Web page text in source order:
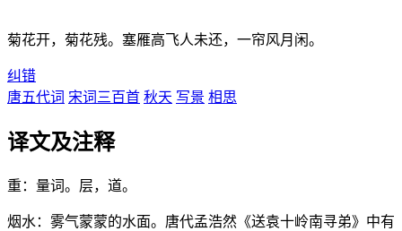
菊花开，菊花残。塞雁高飞人未还，一帘风月闲。
纠错
唐五代词 宋词三百首 秋天 写景 相思
译文及注释
重：量词。层，道。
烟水：雾气蒙蒙的水面。唐代孟浩然《送袁十岭南寻弟》中有